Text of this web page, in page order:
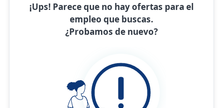
¡Ups! Parece que no hay ofertas para el
empleo que buscas.
¿Probamos de nuevo?